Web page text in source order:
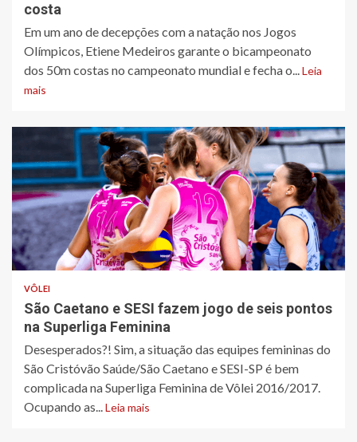
costa
Em um ano de decepções com a natação nos Jogos
Olímpicos, Etiene Medeiros garante o bicampeonato
dos 50m costas no campeonato mundial e fecha o...Leia
mais
VÔLEI
São Caetano e SESI fazem jogo de seis pontos
na Superliga Feminina
Desesperados?! Sim, a situação das equipes femininas do
São Cristóvão Saúde/São Caetano e SESI-SP é bem
complicada na Superliga Feminina de Vôlei 2016/2017.
Ocupando as...Leia mais